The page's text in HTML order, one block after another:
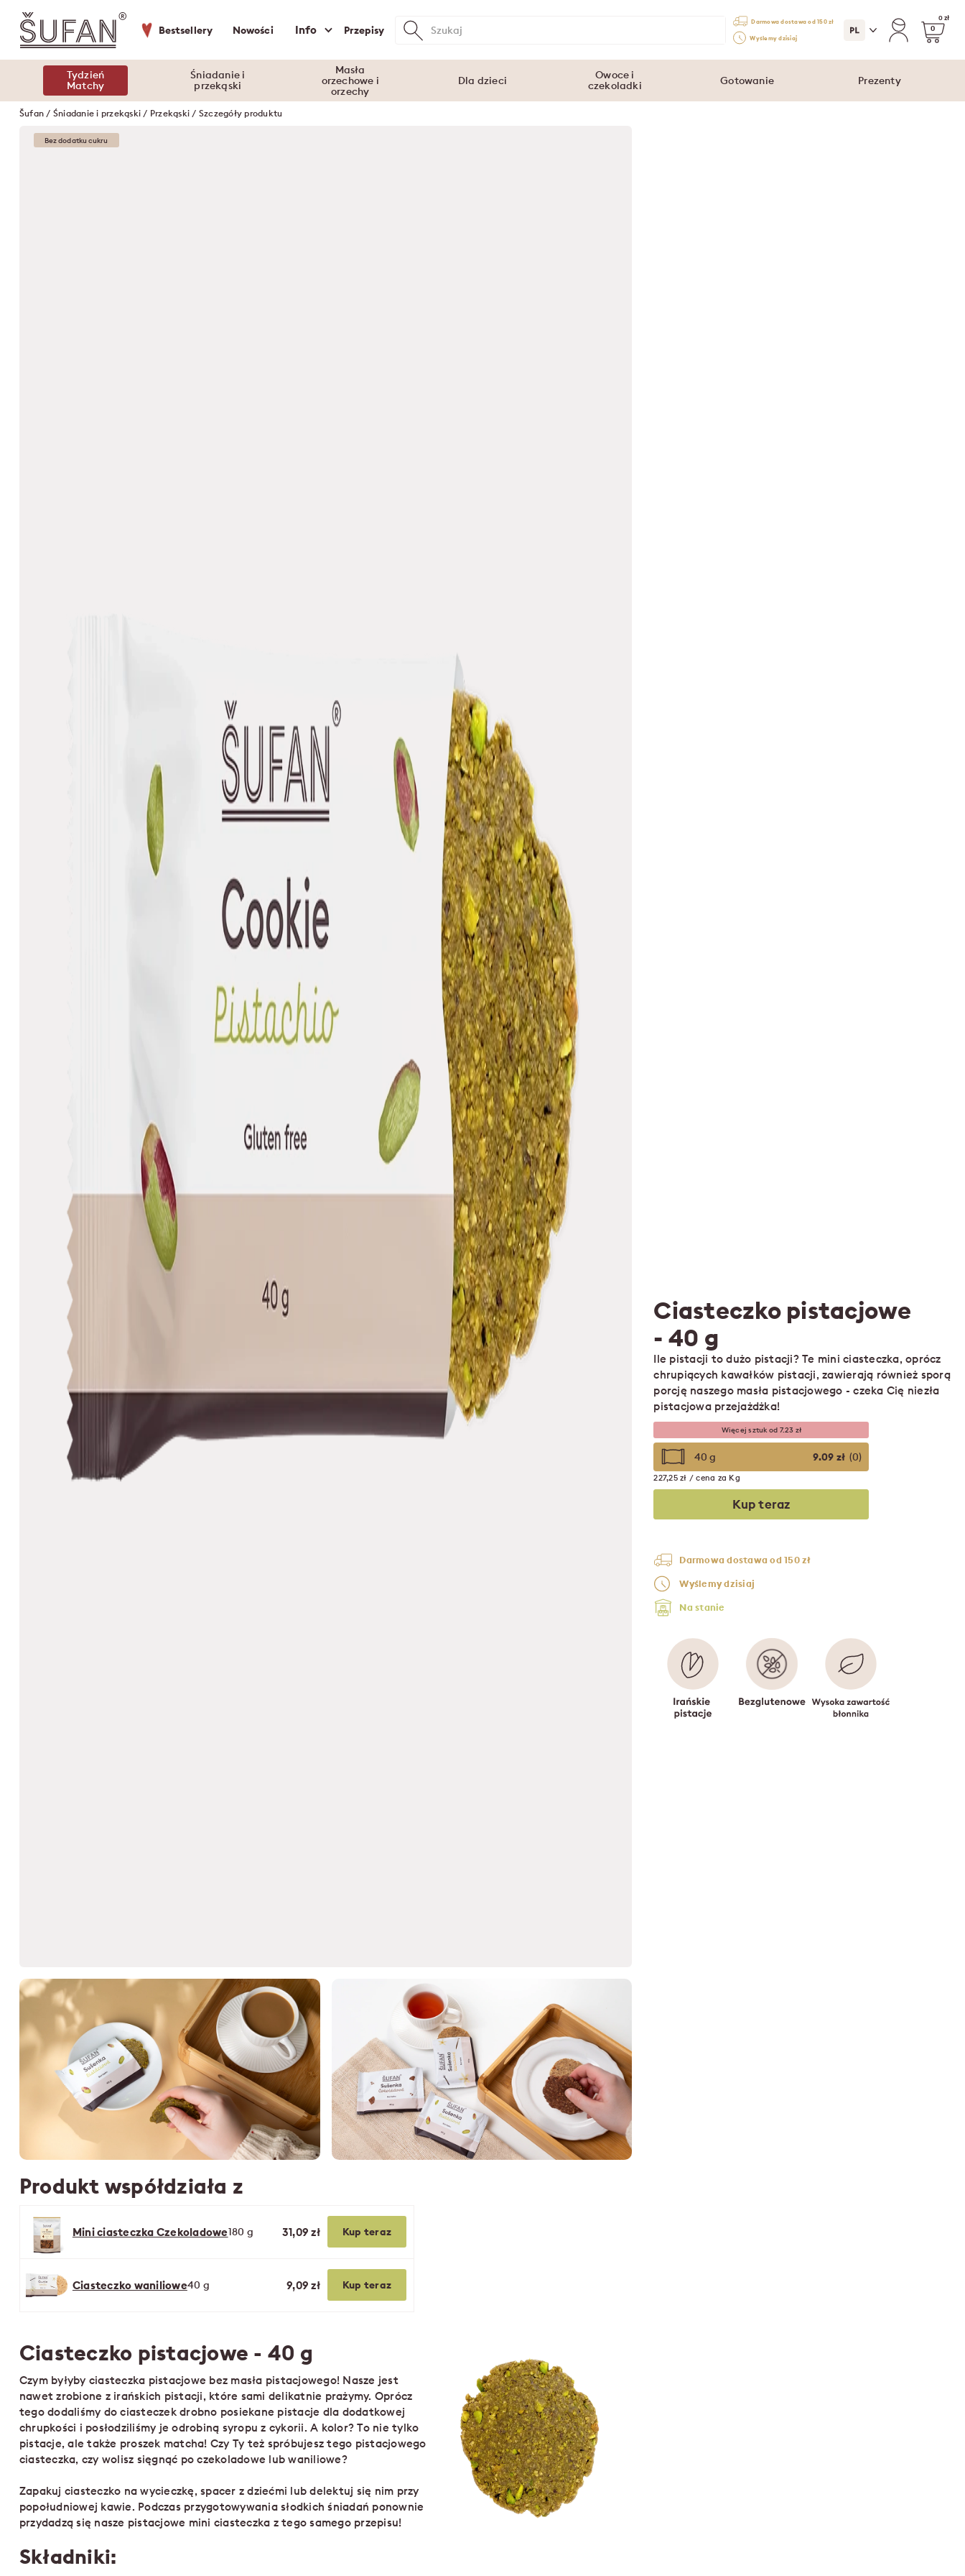
Bestsellery Nowości Info Przepisy
Darmowa dostawa od 150 zł
Wyślemy dzisiaj
0 zł
0
Tydzień
Matchy
Śniadanie i
przekąski
Masła
orzechowe i
orzechy
Dla dzieci
Owoce i
czekoladki
Gotowanie Prezenty
Šufan / Śniadanie i przekąski / Przekąski / Szczegóły produktu
Bez dodatku cukru
Produkt współdziała z
Mini ciasteczka Czekoladowe180 g 31,09 zł Kup teraz
Ciasteczko waniliowe40 g 9,09 zł Kup teraz
Ciasteczko pistacjowe - 40 g
Czym byłyby ciasteczka pistacjowe bez masła pistacjowego! Nasze jest
nawet zrobione z irańskich pistacji, które sami delikatnie prażymy. Oprócz
tego dodaliśmy do ciasteczek drobno posiekane pistacje dla dodatkowej
chrupkości i posłodziliśmy je odrobiną syropu z cykorii. A kolor? To nie tylko
pistacje, ale także proszek matcha! Czy Ty też spróbujesz tego pistacjowego
ciasteczka, czy wolisz sięgnąć po czekoladowe lub waniliowe?
Zapakuj ciasteczko na wycieczkę, spacer z dziećmi lub delektuj się nim przy
popołudniowej kawie. Podczas przygotowywania słodkich śniadań ponownie
przydadzą się nasze pistacjowe mini ciasteczka z tego samego przepisu!
Składniki:
Ciasteczko pistacjowe
- 40 g
Ile pistacji to dużo pistacji? Te mini ciasteczka, oprócz
chrupiących kawałków pistacji, zawierają również sporą
porcję naszego masła pistacjowego - czeka Cię niezła
pistacjowa przejażdżka!
Więcej sztuk od 7.23 zł
40 g 9.09 zł (0)
227,25 zł / cena za Kg
Kup teraz
Darmowa dostawa od 150 zł
Wyślemy dzisiaj
Na stanie